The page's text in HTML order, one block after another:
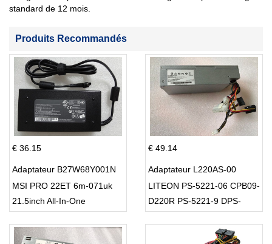
standard de 12 mois.
Produits Recommandés
€ 36.15
Adaptateur B27W68Y001N
MSI PRO 22ET 6m-071uk
21.5inch All-In-One
€ 49.14
Adaptateur L220AS-00
LITEON PS-5221-06 CPB09-
D220R PS-5221-9 DPS-